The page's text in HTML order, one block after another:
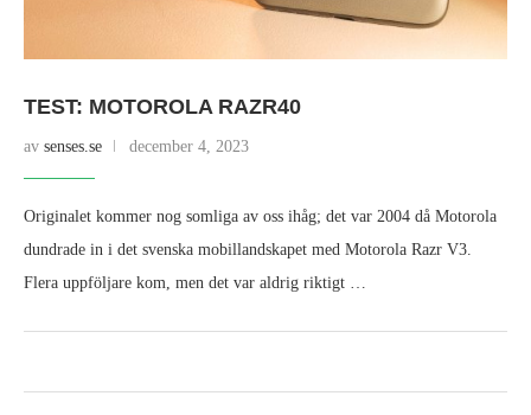
TEST: MOTOROLA RAZR40
av senses.se december 4, 2023
Originalet kommer nog somliga av oss ihåg; det var 2004 då Motorola
dundrade in i det svenska mobillandskapet med Motorola Razr V3.
Flera uppföljare kom, men det var aldrig riktigt …